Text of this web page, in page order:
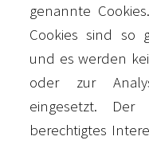
genannte
Cookies sind so
und es werden
oder zur
eingesetzt. Der
berechtigtes